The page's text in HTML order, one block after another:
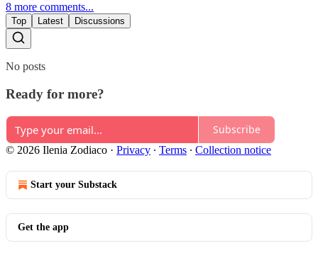
8 more comments...
Top Latest Discussions
No posts
Ready for more?
Subscribe
© 2026 Ilenia Zodiaco · Privacy ∙ Terms ∙ Collection notice
Start your Substack
Get the app